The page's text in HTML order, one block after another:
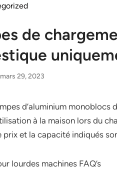
de
mars 29, 2023
d’aluminium
à la maison lors du
prix et la capacité indiqués
lourdes machines FAQ’s